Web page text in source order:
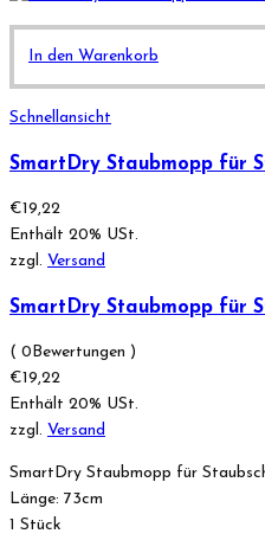
In den Warenkorb
Schnellansicht
SmartDry Staubmopp für
€19,22
Enthält 20% USt.
zzgl. Versand
SmartDry Staubmopp für
( 0Bewertungen )
€19,22
Enthält 20% USt.
zzgl. Versand
SmartDry Staubmopp für
Länge: 73cm
1 Stück